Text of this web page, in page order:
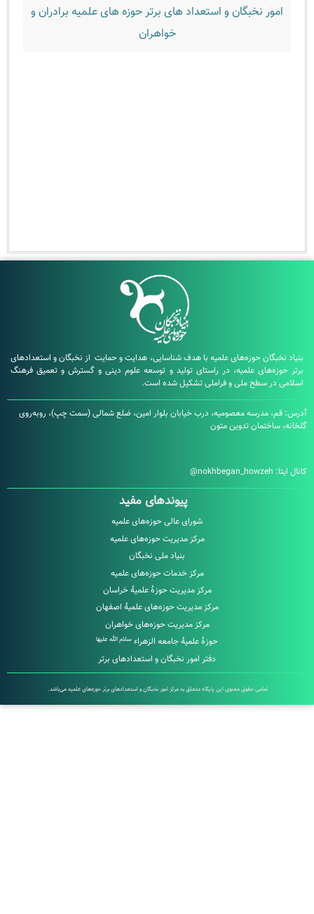
نخبگان و استعداد های برتر حوزه های علمیه برادران و
خواهران
حوزه‌های علمیه با هدف شناسایی، هدایت و حمایت از نخبگان و استعدادهای
علمیه، در راستای تولید و توسعه علوم دینی و گسترش و تعمیق فرهنگ
در سطح ملی و فراملی تشکیل شده است.
مدرسه معصومیه، درب خیابان بلوار امین، ضلع شمالی (سمت چپ)، روبه‌روی
تدوین متون
nokhbegan_howzeh@
پیوندهای مفید
شورای عالی حوزه‌های علمیه
مرکز مدیریت حوزه‌های علمیه
بنیاد ملی نخبگان
مرکز خدمات حوزه‌های علمیه
مرکز مدیریت حوزۀ علمیۀ خراسان
مرکز مدیریت حوزه‌های علمیۀ اصفهان
مرکز مدیریت حوزه‌های خواهران
حوزۀ علمیۀ جامعه الزهراءسلام الله علیها
دفتر امور نخبگان و استعدادهای برتر
تمامی حقوق معنوی این پایگاه متعلق به مرکز امور نخبگان و استعدادهای برتر حوزه‌های علمیه می‌باشد.